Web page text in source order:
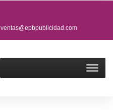
ventas@epbpublicidad.com